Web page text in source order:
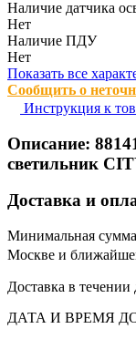
Наличие датчика
Нет
Наличие ПДУ
Нет
Показать все
Сообщить о
Инструкция к
Описание:
светильник
Доставка и
Минимальная сумма
Москве и
Доставка в
ДАТА И ВРЕМЯ